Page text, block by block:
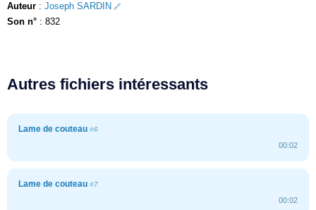
Auteur : Joseph SARDIN
Son n° : 832
Autres fichiers intéressants
Lame de couteau #6
00:02
Lame de couteau #7
00:02